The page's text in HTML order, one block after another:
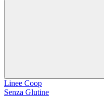
Linee Coop
Senza Glutine